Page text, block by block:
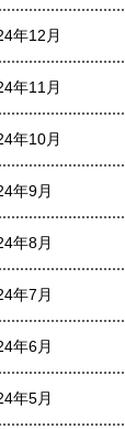
年12月
年11月
年10月
年9月
年8月
年7月
年6月
年5月